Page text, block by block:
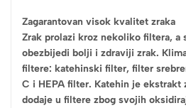
Zagarantovan visok kvalitet zraka
Zrak prolazi kroz nekoliko filtera, a
obezbijedi bolji i zdraviji zrak.
filtere: katehinski filter, filter
C i HEPA filter. Katehin je ekstrakt
dodaje u filtere zbog svojih